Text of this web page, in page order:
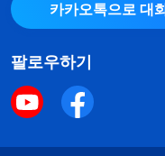
카카오톡으로 대
팔로우하기